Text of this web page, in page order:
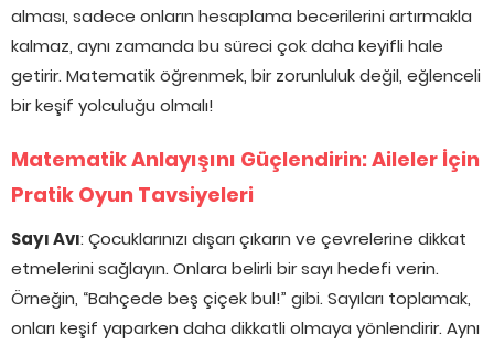
alması, sadece onların hesaplama becerilerini artırmakla
kalmaz, aynı zamanda bu süreci çok daha keyifli hale
getirir. Matematik öğrenmek, bir zorunluluk değil, eğlenceli
bir keşif yolculuğu olmalı!
Matematik Anlayışını Güçlendirin: Aileler İçin
Pratik Oyun Tavsiyeleri
Sayı Avı: Çocuklarınızı dışarı çıkarın ve çevrelerine dikkat
etmelerini sağlayın. Onlara belirli bir sayı hedefi verin.
Örneğin, “Bahçede beş çiçek bul!” gibi. Sayıları toplamak,
onları keşif yaparken daha dikkatli olmaya yönlendirir. Aynı